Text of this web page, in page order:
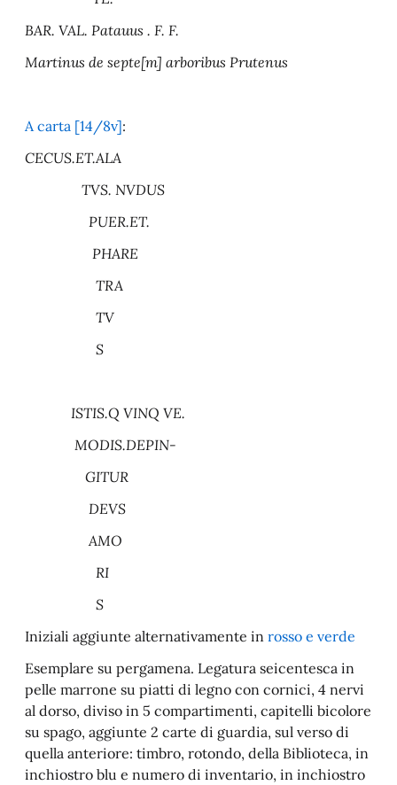
BAR. VAL. Patauus . F. F.
Martinus de septe[m] arboribus Prutenus
A carta [14/8v]:
CECUS.ET.ALA
TVS. NVDUS
PUER.ET.
PHARE
TRA
TV
S
ISTIS.Q VINQ VE.
MODIS.DEPIN-
GITUR
DEVS
AMO
RI
S
Iniziali aggiunte alternativamente in rosso e verde
Esemplare su pergamena. Legatura seicentesca in
pelle marrone su piatti di legno con cornici, 4 nervi
al dorso, diviso in 5 compartimenti, capitelli bicolore
su spago, aggiunte 2 carte di guardia, sul verso di
quella anteriore: timbro, rotondo, della Biblioteca, in
inchiostro blu e numero di inventario, in inchiostro